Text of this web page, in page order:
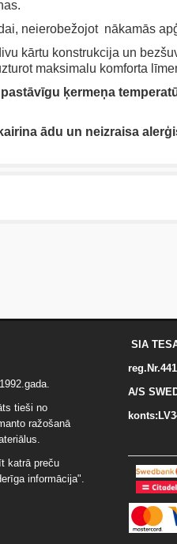
neierobežojot nākamās
kārtu konstrukcija un
maksimalu komforta
ķermeņa
ādu un neizraisa
no 0 (slikti) līdz 5 zvaigznēm
tieši no
ražošanā
katrā preču
informācija".
SIA
A/S